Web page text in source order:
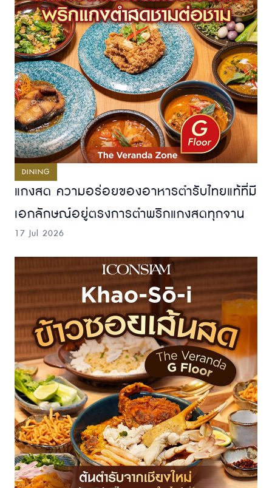
DINING
แกงสด ความอร่อยของอาหารตำรับไทยแท้ที่มี
เอกลักษณ์อยู่ตรงการตำพริกแกงสดทุกจาน
17 Jul 2026